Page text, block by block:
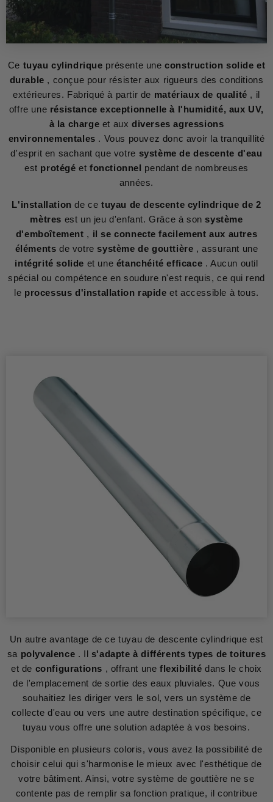
Ce tuyau cylindrique présente uneconstruction solide et
durable , conçue pour résister aux rigueurs des conditions
extérieures. Fabriqué à partir de matériaux de qualité , il
offre une résistance exceptionnelle à l'humidité, aux UV,
à la charge et aux diverses agressions
environnementales . Vous pouvez donc avoir la tranquillité
d'esprit en sachant que votre système de descente d'eau
est protégé etfonctionnel pendant de nombreuses
années.
L'installation de cetuyau de descente cylindrique de 2
mètres est un jeu d'enfant. Grâce à son système
d'emboîtement , il se connecte facilement aux autres
éléments de votre système de gouttière , assurant une
intégrité solide et une étanchéité efficace . Aucun outil
spécial ou compétence en soudure n'est requis, ce qui rend
le processus d'installation rapide et accessible à tous.
Un autre avantage de ce tuyau de descente cylindrique est
sa polyvalence . Il s'adapte à différents types de toitures
et de configurations , offrant une flexibilité dans le choix
de l'emplacement de sortie des eaux pluviales. Que vous
souhaitiez les diriger vers le sol, vers un système de
collecte d'eau ou vers une autre destination spécifique, ce
tuyau vous offre une solution adaptée à vos besoins.
Disponible en plusieurs coloris, vous avez la possibilité de
choisir celui qui s'harmonise le mieux avec l'esthétique de
votre bâtiment. Ainsi, votre système de gouttière ne se
contente pas de remplir sa fonction pratique, il contribue